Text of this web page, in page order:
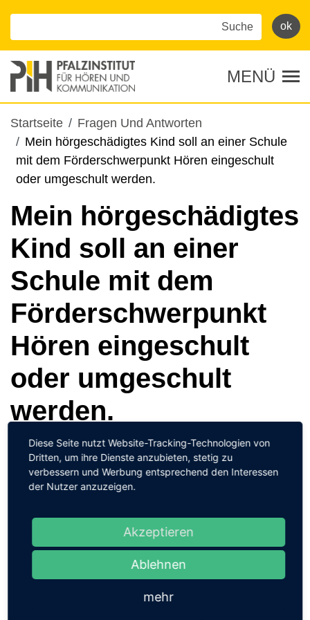
MENÜ
Pfadnavigation
Startseite
Fragen Und Antworten
Mein hörgeschädigtes Kind soll an einer Schule
mit dem Förderschwerpunkt Hören eingeschult
oder umgeschult werden.
Mein hörgeschädigtes
Kind soll an einer
Schule mit dem
Förderschwerpunkt
Hören eingeschult
oder umgeschult
werden.
Antwort
Für die Aufnahme an der Förderschule ist ein
Fördergutachten zum Förderschwerpunkt Hören
zuständige Regelschule beantragt werden.
Bei Fragen wenden Sie sich an die Beratungsstelle
für pädagogische Audiologie.
Diese Seite nutzt Website-Tracking-Technologien von
Dritten, um ihre Dienste anzubieten, stetig zu
verbessern und Werbung entsprechend den Interessen
der Nutzer anzuzeigen.
Akzeptieren
Ablehnen
mehr